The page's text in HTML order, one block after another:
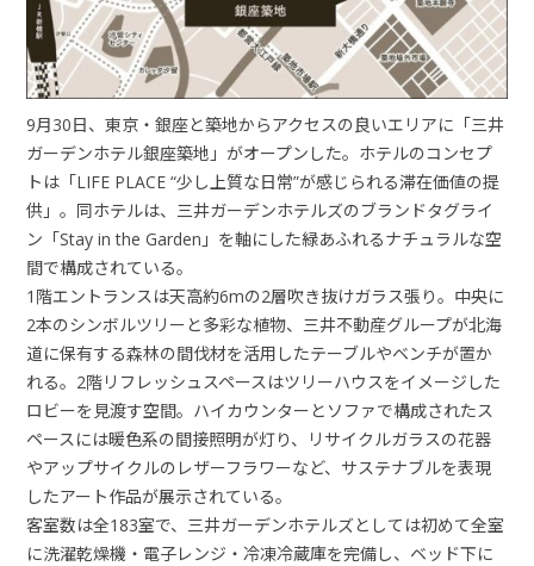
9月30日、東京・銀座と築地からアクセスの良いエリアに「三井
ガーデンホテル銀座築地」がオープンした。ホテルのコンセプ
トは「LIFE PLACE “少し上質な日常”が感じられる滞在価値の提
供」。同ホテルは、三井ガーデンホテルズのブランドタグライ
ン「Stay in the Garden」を軸にした緑あふれるナチュラルな空
間で構成されている。
1階エントランスは天高約6mの2層吹き抜けガラス張り。中央に
2本のシンボルツリーと多彩な植物、三井不動産グループが北海
道に保有する森林の間伐材を活用したテーブルやベンチが置か
れる。2階リフレッシュスペースはツリーハウスをイメージした
ロビーを見渡す空間。ハイカウンターとソファで構成されたス
ペースには暖色系の間接照明が灯り、リサイクルガラスの花器
やアップサイクルのレザーフラワーなど、サステナブルを表現
したアート作品が展示されている。
客室数は全183室で、三井ガーデンホテルズとしては初めて全室
に洗濯乾燥機・電子レンジ・冷凍冷蔵庫を完備し、ベッド下に